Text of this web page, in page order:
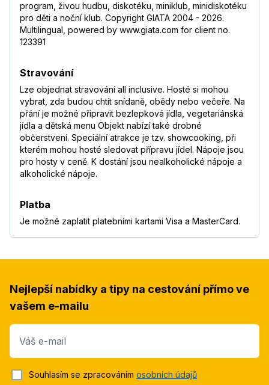
program, živou hudbu, diskotéku, miniklub, minidiskotéku
pro děti a noční klub. Copyright GIATA 2004 - 2026.
Multilingual, powered by www.giata.com for client no.
123391
Stravování
Lze objednat stravování all inclusive. Hosté si mohou
vybrat, zda budou chtít snídaně, obědy nebo večeře. Na
přání je možné připravit bezlepková jídla, vegetariánská
jídla a dětská menu Objekt nabízí také drobné
občerstvení. Speciální atrakce je tzv. showcooking, při
kterém mohou hosté sledovat přípravu jídel. Nápoje jsou
pro hosty v ceně. K dostání jsou nealkoholické nápoje a
alkoholické nápoje.
Platba
Je možné zaplatit platebními kartami Visa a MasterCard.
Nejlepší nabídky a tipy na cestování přímo ve
vašem e-mailu
Váš e-mail
Souhlasím se zpracováním osobních údajů